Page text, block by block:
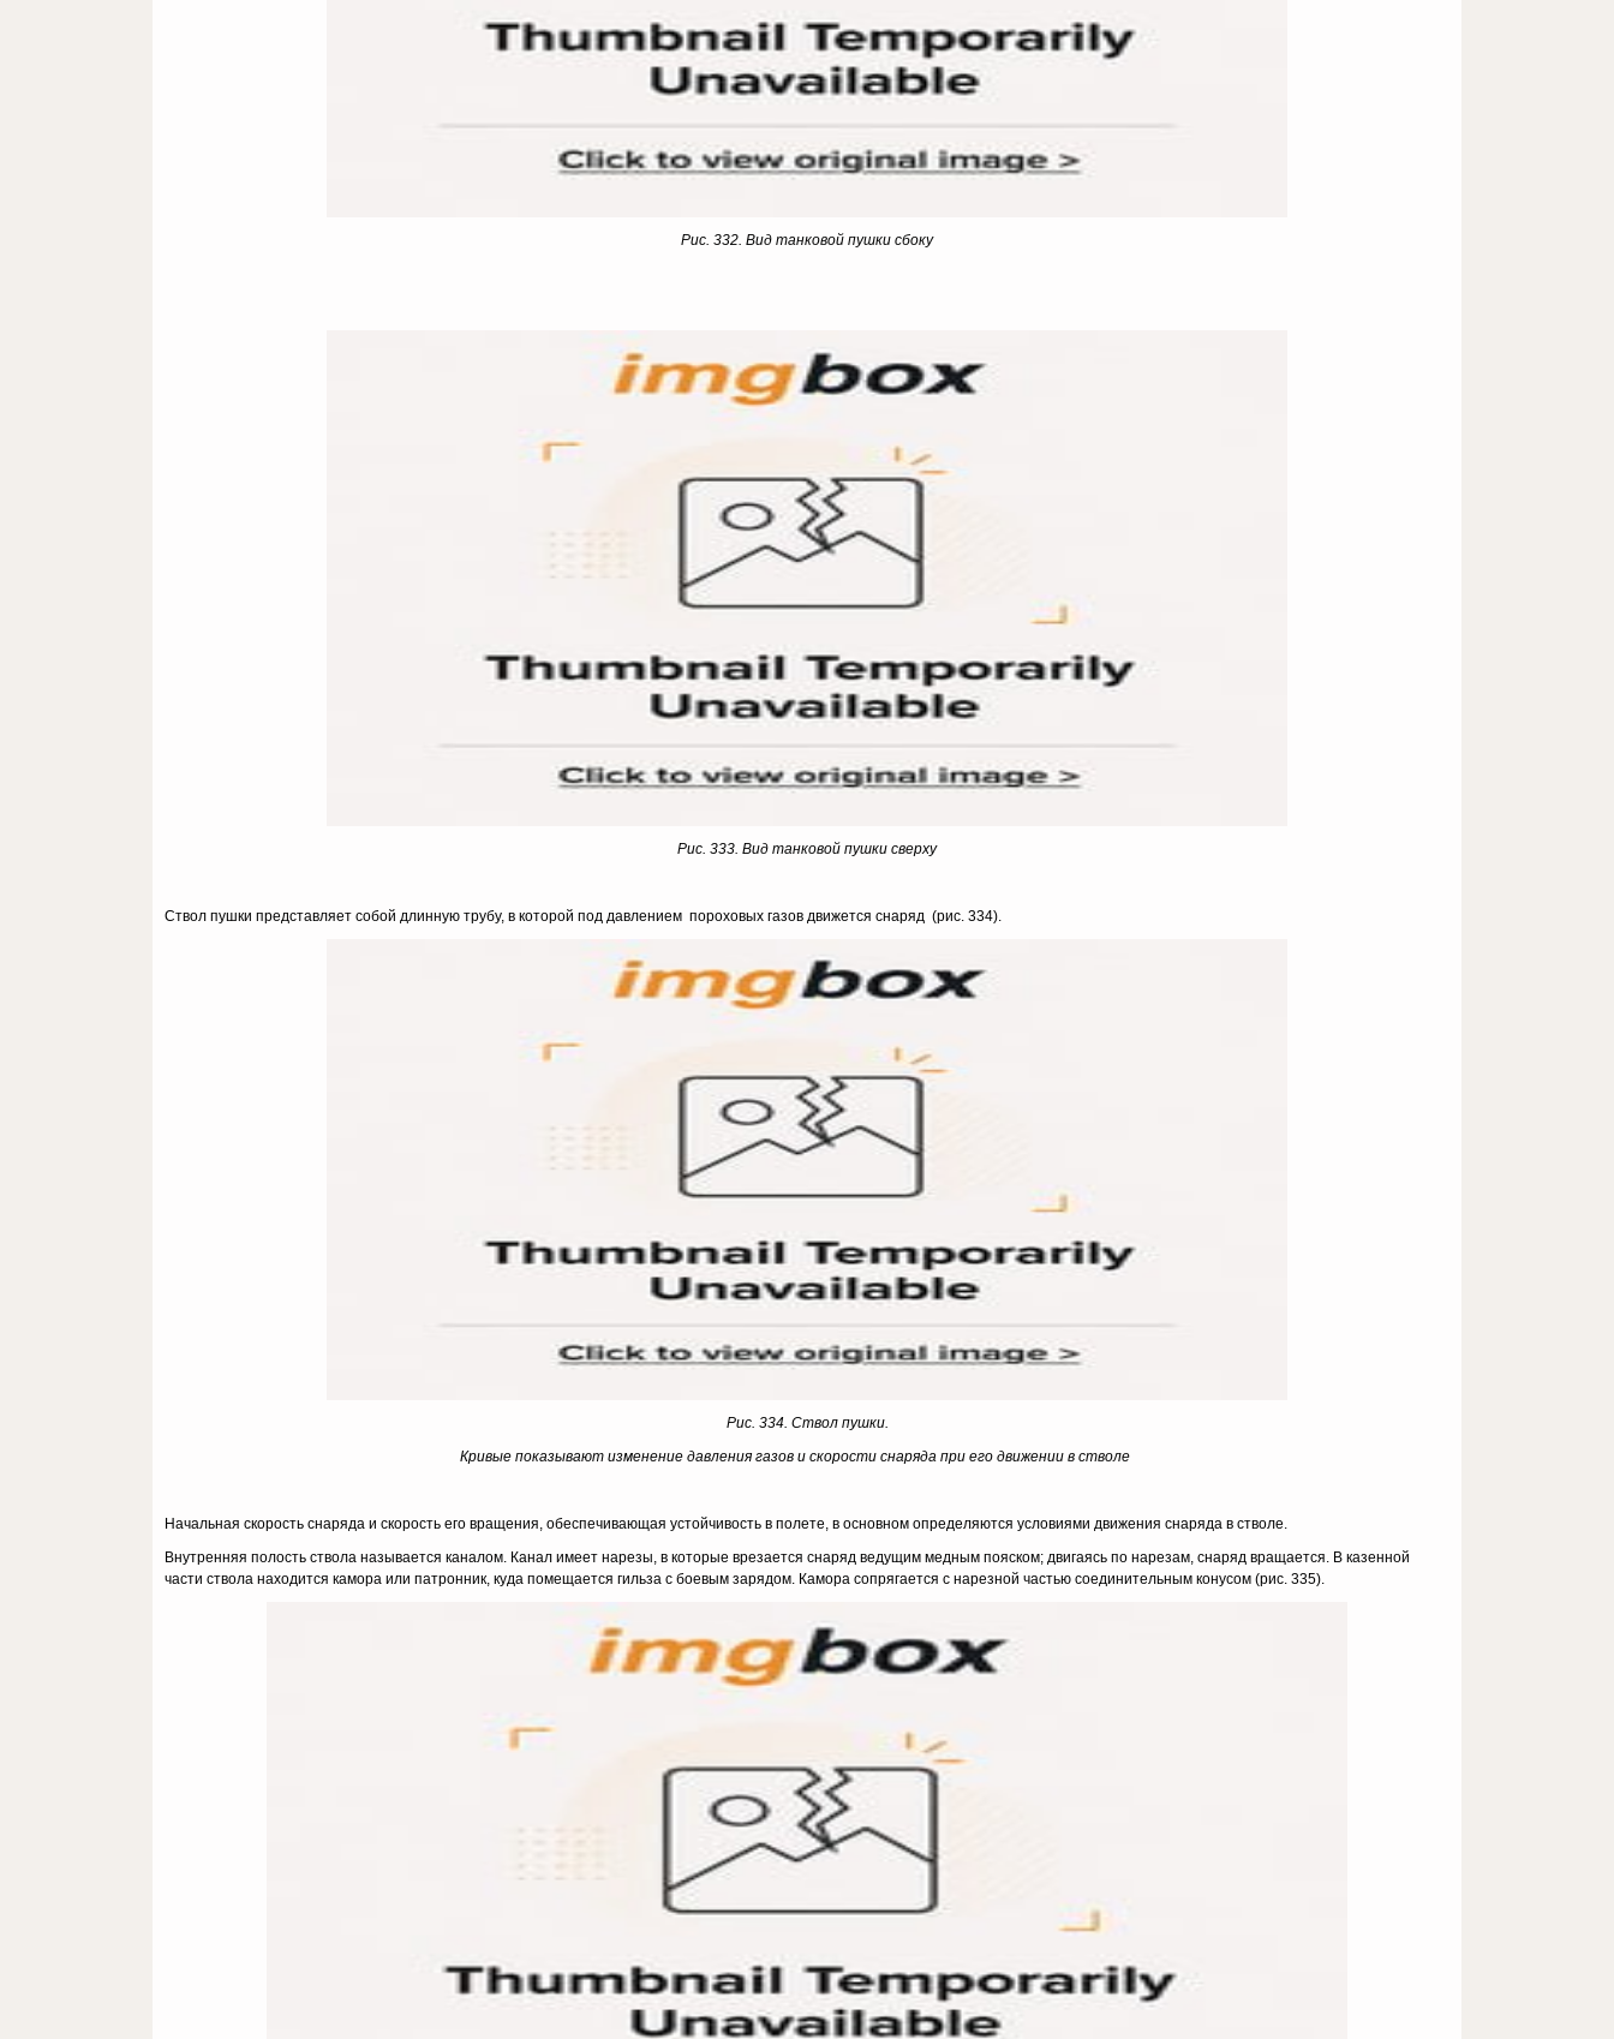
Рис. 332. Вид танковой пушки сбоку
Рис. 333. Вид танковой пушки сверху
Ствол пушки представляет собой длинную трубу, в которой под дав­лением пороховых газов движется снаряд (рис. 334).
Рис. 334. Ствол пушки.
Кривые показывают изменение давления газов и скорости снаряда при его движении в стволе
Начальная скорость снаряда и скорость его вращения, обеспечивающая устойчивость в полете, в основном определяются условиями движения снаряда в стволе.
Внутренняя полость ствола называется каналом. Канал имеет на­резы, в которые врезается снаряд ведущим медным пояском; двигаясь по нарезам, снаряд вращается. В казенной
части ствола находится ка­мора или патронник, куда помещается гильза с боевым зарядом. Ка­мора сопрягается с нарезной частью соединительным конусом (рис. 335).